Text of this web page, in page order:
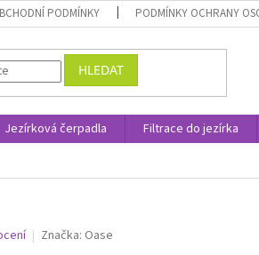
PODMÍNKY PODMÍNKY OCHRANY
HLEDAT
Jezírková čerpadla Filtrace do jezírka
Značka: Oase